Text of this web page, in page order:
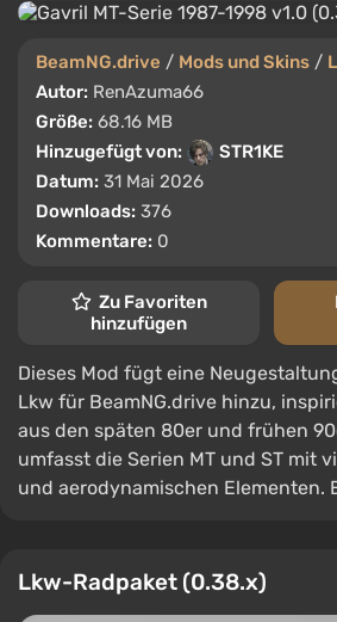
BeamNG.drive / Mods und Skins /
Autor: RenAzuma66
Größe: 68.16 MB
Hinzugefügt von:
STR1KE
Datum: 31 Mai 2026
Downloads: 376
Kommentare: 0
Zu Favoriten
hinzufügen
Dieses Mod fügt eine
Lkw für BeamNG.drive hinzu,
aus den späten 80er und frühen
umfasst die Serien MT und ST mit
und aerodynamischen Elementen.
Lkw-Radpaket (0.38.x)